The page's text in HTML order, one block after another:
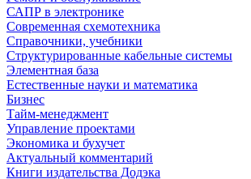
САПР в электронике
Современная схемотехника
Справочники, учебники
Структурированные кабельные системы
Элементная база
Естественные науки и математика
Бизнес
Тайм-менеджмент
Управление проектами
Экономика и бухучет
Актуальный комментарий
Книги издательства Додэка